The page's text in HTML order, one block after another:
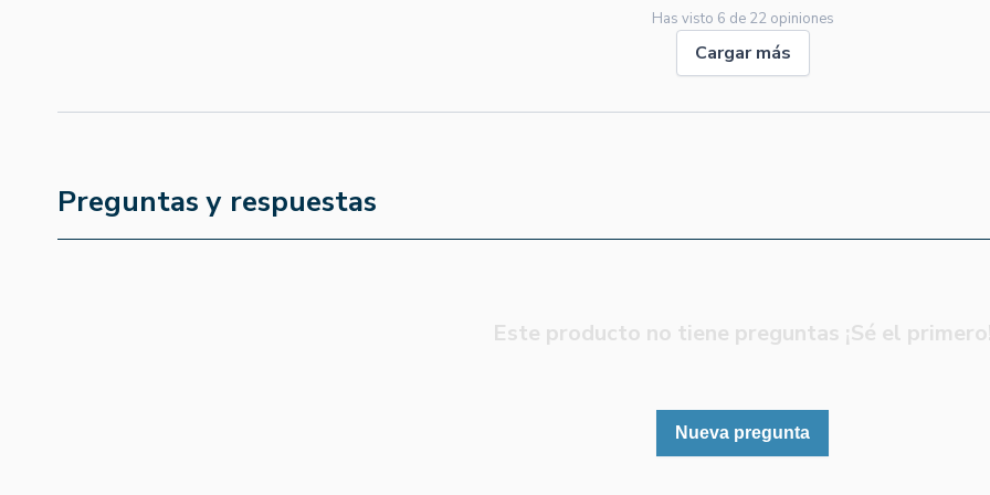
Has visto 6 de 22opiniones
Cargar más
Preguntas y respuestas
Este producto no tiene preguntas ¡Sé el
Nueva pregunta